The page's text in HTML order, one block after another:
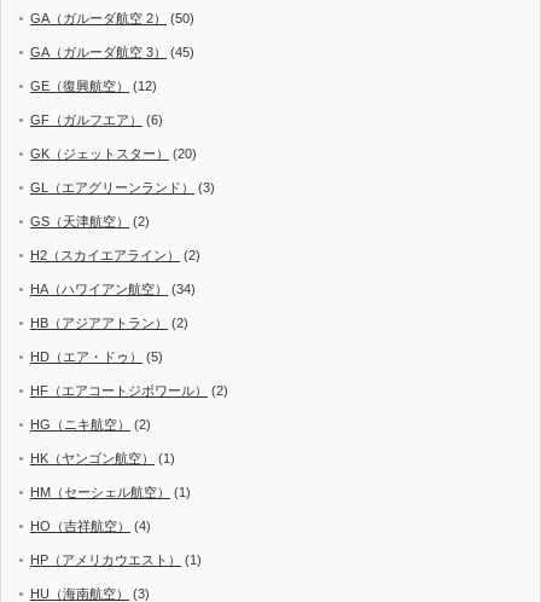
GA（ガルーダ航空 2） (50)
GA（ガルーダ航空 3） (45)
GE（復興航空） (12)
GF（ガルフエア） (6)
GK（ジェットスター） (20)
GL（エアグリーンランド） (3)
GS（天津航空） (2)
H2（スカイエアライン） (2)
HA（ハワイアン航空） (34)
HB（アジアアトラン） (2)
HD（エア・ドゥ） (5)
HF（エアコートジボワール） (2)
HG（ニキ航空） (2)
HK（ヤンゴン航空） (1)
HM（セーシェル航空） (1)
HO（吉祥航空） (4)
HP（アメリカウエスト） (1)
HU（海南航空） (3)